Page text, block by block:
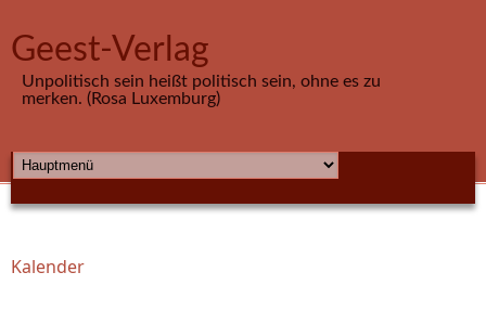
Geest-Verlag
Unpolitisch sein heißt politisch sein, ohne es zu
merken. (Rosa Luxemburg)
HAUPTMENÜ
Sie sind hier
Kalender